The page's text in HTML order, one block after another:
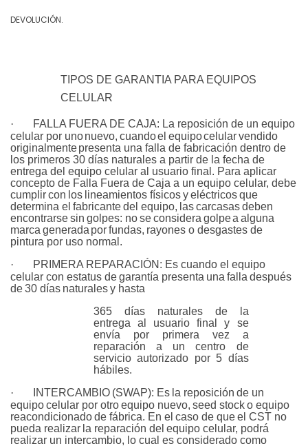
DEVOLUCIÓN.
TIPOS DE GARANTIA PARA EQUIPOS
CELULAR
· FALLA FUERA DE CAJA: La reposición de un equipo
celular por unonuevo, cuandoel equipocelularvendido
originalmentepresenta una falla de fabricación dentro de
los primeros 30 días naturales a partir de la fecha de
entrega del equipo celular al usuario final. Para aplicar
concepto de Falla Fuera de Caja a un equipo celular, debe
cumplircon los lineamientos físicos yeléctricosque
determina el fabricante del equipo, lascarcasasdeben
encontrarsesin golpes: noseconsidera golpea alguna
marca generada porfundas, rayones o desgastes de
pintura por uso normal.
·
PRIMERA REPARACIÓN: Es cuando el equipo
celular con estatus degarantía presenta una falla después
de30 días naturalesy hasta
365 días naturales de la
entrega al usuario final y se
envía por primera vez a
reparación a un centro de
servicio autorizado por 5 días
hábiles.
·
INTERCAMBIO (SWAP): Es la reposición de un
equipo celular por otro equipo nuevo, seed stock o equipo
reacondicionado de fábrica. En el caso de que el CST no
pueda realizar la reparación del equipo celular, podrá
realizar un intercambio, lo cual es considerado como